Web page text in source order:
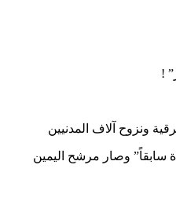
!
ونزوح آلاف المدنيين
سابقاً” وصار مرشح اليمين